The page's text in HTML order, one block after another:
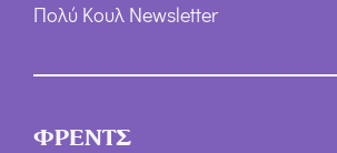
Πολύ Κουλ Newsletter
ΦΡΕΝΤΣ